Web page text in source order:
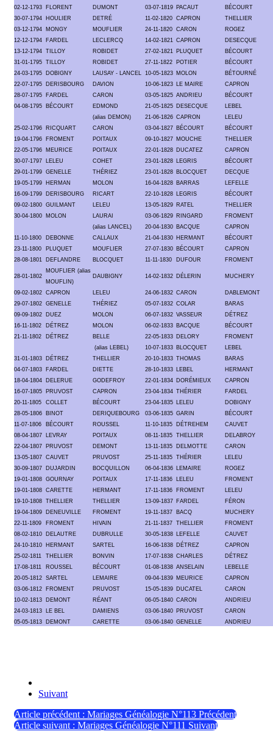
02-12-1793 FLORENT DUMONT 03-07-1819 PACAUT
BÉCOURT
30-07-1794
HOULIER DETRÉ 11-02-1820 CAPRON
THELLIER
03-12-1794
MONGY MOUFLIER 24-11-1820 CARON
ROGEZ
12-12-1794
FARDEL LECLERCQ 14-02-1821 CAPRON
DESECQUE
13-12-1794 TILLOY ROBIDET 27-02-1821 PLUQUET
BÉCOURT
31-01-1795 TILLOY ROBIDET 27-11-1822 POTIER
BÉCOURT
24-03-1795
DOBIGNY LAUSAY - LANCEL 10-05-1823 MOLON
BÉTOURNÉ
22-07-1795
DERISBOURG DAVION 10-06-1823 LE MAIRE
CAPRON
28-07-1795
FARDEL CARON 03-05-1825 ANDRIEU
BÉCOURT
04-08-1795
BÉCOURT EDMOND 21-05-1825 DESECQUE
LEBEL
(alias DEMON)
21-06-1826 CAPRON
LELEU
25-02-1796
RICQUART CARON 03-04-1827 BÉCOURT
BÉCOURT
19-04-1796
FROMENT POITAUX 09-10-1827 MOUCHE
THELLIER
22-05-1796
MEURICE POITAUX 22-01-1828 DUCATEZ
CAPRON
30-07-1797
LELEU COHET 23-01-1828 LEGRIS
BÉCOURT
29-01-1799 GENELLE THÉRIEZ 23-01-1828 BLOCQUET
DECQUE
19-05-1799
HERMAN MOLON 16-04-1828 BARRAS
LEFELLE
16-09-1799
DERISBOURG RICART 22-10-1828 LEGRIS
BÉCOURT
09-02-1800 GUILMANT LELEU 13-05-1829 RATEL
THELLIER
30-04-1800
MOLON LAURAI 03-06-1829 RINGARD
FROMENT
(alias LANCEL)
20-04-1830 BACQUE
CAPRON
11-10-1800
DEBONNE CALLAUX 21-04-1830 HERMANT
BÉCOURT
23-11-1800
PLUQUET MOUFLIER 27-07-1830 BÉCOURT
CAPRON
28-08-1801
DEFLANDRE BLOCQUET 11-11-1830 DUFOUR FROMENT
28-01-1802
MOUFLIER (alias
MOUFLIN)
DAUBIGNY 14-02-1832 DÉLERIN MUCHERY
09-02-1802 CAPRON LELEU 24-06-1832 CARON
DABLEMONT
29-07-1802 GENELLE THÉRIEZ 05-07-1832 COLAR
BARAS
09-09-1802
DUEZ MOLON 06-07-1832 VASSEUR
DÉTREZ
16-11-1802
DÉTREZ MOLON 06-02-1833 BACQUE
BÉCOURT
21-11-1802
DÉTREZ BELLE 22-05-1833 DELORY
FROMENT
(alias LEBEL)
10-07-1833 BLOCQUET
LEBEL
31-01-1803
DÉTREZ THELLIER 20-10-1833 THOMAS
BARAS
04-07-1803
FARDEL DIETTE 28-10-1833 LEBEL
HERMANT
18-04-1804
DELERUE GODEFROY 22-01-1834 DORÉMIEUX
CAPRON
16-07-1805
PRUVOST CAPRON 23-04-1834 THÉRIER
FARDEL
20-11-1805
COLLET BÉCOURT 23-04-1835 LELEU
DOBIGNY
28-05-1806
BINOT DERIQUEBOURG 03-06-1835 GARIN
BÉCOURT
11-07-1806
BÉCOURT ROUSSEL 11-10-1835 DÉTREHEM
CAUVET
08-04-1807
LEVRAY POITAUX 08-11-1835 THELLIER
DELABROY
22-04-1807
PRUVOST DEMONT 13-11-1835 DELMOTTE
CARON
13-05-1807 CAUVET PRUVOST 25-11-1835 THÉRIER
LELEU
30-09-1807
DUJARDIN BOCQUILLON 06-04-1836 LEMAIRE
ROGEZ
19-01-1808 GOURNAY POITAUX 17-11-1836 LELEU
FROMENT
19-01-1808 CARETTE HERMANT 17-11-1836 FROMENT
LELEU
19-10-1808 THELLIER THELLIER 13-09-1837 FARDEL
FÉRON
19-04-1809
DENEUVILLE FROMENT 19-11-1837 BACQ
MUCHERY
22-11-1809
FROMENT HIVAIN 21-11-1837 THELLIER
FROMENT
08-02-1810
DELAUTRE DUBRULLE 30-05-1838 LEFELLE
CAUVET
24-10-1810
HERMANT SARTEL 16-06-1838 DÉTREZ
CAPRON
25-02-1811
THELLIER BONVIN 17-07-1838 CHARLES
DÉTREZ
17-08-1811
ROUSSEL BÉCOURT 01-08-1838 ANSELAIN
LEBELLE
20-05-1812 SARTEL LEMAIRE 09-04-1839 MEURICE
CAPRON
03-06-1812
FROMENT PRUVOST 15-05-1839 DUCATEL
CARON
10-02-1813
DEMONT RÉANT 06-05-1840 CARON
ANDRIEU
24-03-1813
LE BEL DAMIENS 03-06-1840 PRUVOST
CARON
05-05-1813
DEMONT CARETTE 03-06-1840 GENELLE ANDRIEU
Suivant
Article précédent : Mariages Généalogie N°113 Précédent
Article suivant : Mariages Généalogie N°111 Suivant